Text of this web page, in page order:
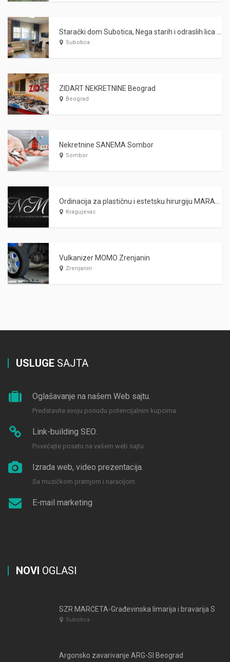
Starački dom Subotica, Nega starih i odraslih lica WARDA 2021
Subotica
ZIDART NEKRETNINE Beograd
Beograd
Nekretnine SANEMA Sombor
Sombor
Ordinacija za plastičnu i estetsku hirurgiju MARAŠ Kragujevac
Kragujevac
Vulkanizer MOMO Zrenjanin
Zrenjanin
USLUGE SAJTA
Oglašavanje na našem Web sajtu.
Predstavite svoju ponudu potencijalnim kupcima.
Link-building SEO.
Povećajte posetu na vašem web sajtu.
Izrada web, video prezentacija.
Sa muzičkom pratnjom i naracijom.
E-mail marketing
NOVI OGLASI
Subotica
Argonsko zavarivanje ARG-SI Beograd